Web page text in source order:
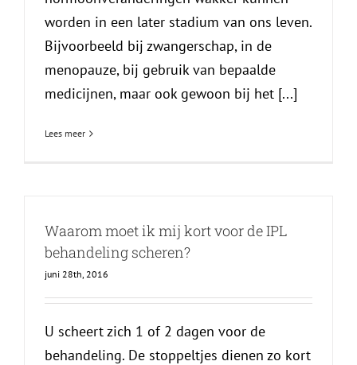
worden in een later stadium van ons leven.
Bijvoorbeeld bij zwangerschap, in de
menopauze, bij gebruik van bepaalde
medicijnen, maar ook gewoon bij het [...]
Lees meer
Waarom moet ik mij kort voor de IPL
behandeling scheren?
juni 28th, 2016
U scheert zich 1 of 2 dagen voor de
behandeling. De stoppeltjes dienen zo kort